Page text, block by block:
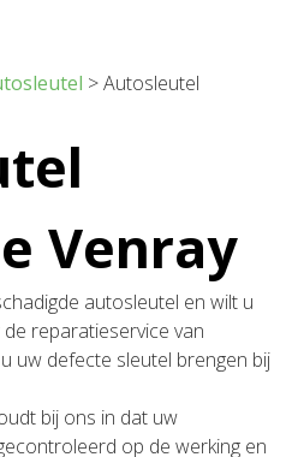
>Autosleutel
Venray
autosleutel en wilt u
reparatieservice van
uw defecte sleutel brengen bij
bij ons in dat uw
op de werking en